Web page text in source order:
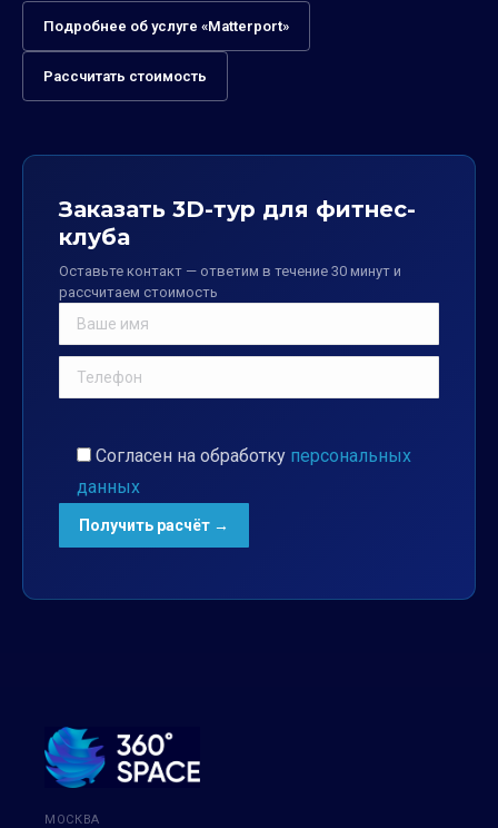
Подробнее об услуге «Matterport»
Рассчитать стоимость
Заказать 3D-тур для фитнес-
клуба
Оставьте контакт — ответим в течение 30 минут и
рассчитаем стоимость
Согласен на обработку персональных
данных
МОСКВА